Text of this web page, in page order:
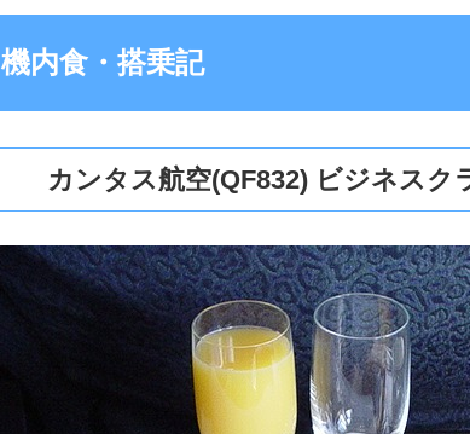
内食・搭乗記
カンタス航空(QF832) ビジネス